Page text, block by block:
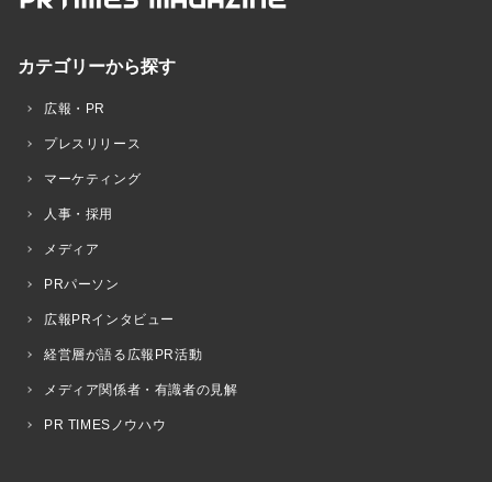
カテゴリーから探す
広報・PR
プレスリリース
マーケティング
人事・採用
メディア
PRパーソン
広報PRインタビュー
経営層が語る広報PR活動
メディア関係者・有識者の見解
PR TIMESノウハウ